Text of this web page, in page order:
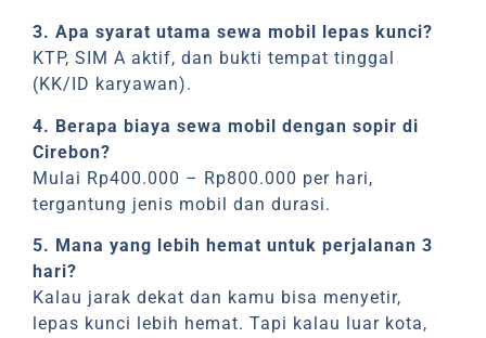
3. Apa syarat utama sewa mobil lepas kunci?
KTP, SIM A aktif, dan bukti tempat tinggal
(KK/ID karyawan).
4. Berapa biaya sewa mobil dengan sopir di
Cirebon?
Mulai Rp400.000 – Rp800.000 per hari,
tergantung jenis mobil dan durasi.
5. Mana yang lebih hemat untuk perjalanan 3
hari?
Kalau jarak dekat dan kamu bisa menyetir,
lepas kunci lebih hemat. Tapi kalau luar kota,